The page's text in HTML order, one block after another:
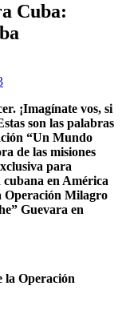
Cuba:
¡Imagínate vos, si
son las palabras
“Un Mundo
de las misiones
para
en América
Operación Milagro
Guevara en
la Operación